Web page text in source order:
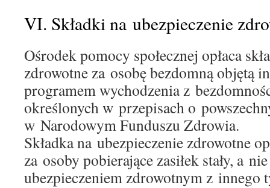
VI. Składki na ubezpieczenie
Ośrodek pomocy społecznej opłaca
zdrowotne za osobę bezdomną objętą
programem wychodzenia z
określonych w przepisach o
w Narodowym Funduszu Zdrowia.
Składka na ubezpieczenie zdrowotne
za osoby pobierające zasiłek stały, a
ubezpieczeniem zdrowotnym z innego